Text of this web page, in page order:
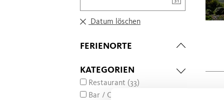
Datum löschen
FERIENORTE
KATEGORIEN
Restaurant (33)
Bar / Café / Bistro (27)